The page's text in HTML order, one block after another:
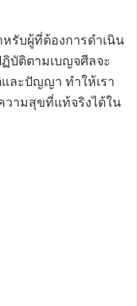
รับผู้ที่ต้องการดำเนิน
บัติตามเบญจศีลจะ
ละปัญญา ทำให้เรา
ามสุขที่แท้จริงได้ใน